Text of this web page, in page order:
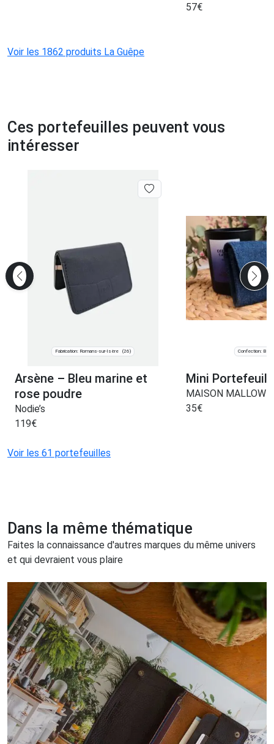
57€
Voir les 1862 produits La Guêpe
Ces portefeuilles peuvent vous
intéresser
Fabrication: Romans-sur-Isère (26)
Arsène – Bleu marine et
rose poudre
Nodie’s
119€
Confection:
Mini
MAISON MALLOW
35€
Voir les 61 portefeuilles
Dans la même thématique
Faites la connaissance d'autres marques du même univers
et qui devraient vous plaire